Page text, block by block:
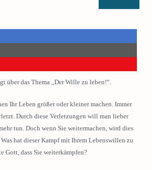
über das Thema „Der Wille zu leben!“.
Ihr Leben größer oder kleiner machen. Immer
Durch diese Verletzungen will man lieber
tun. Doch wenn Sie weitermachen, wird dies
hat dieser Kampf mit Ihrem Lebenswillen zu
Gott, dass Sie weiterkämpfen?